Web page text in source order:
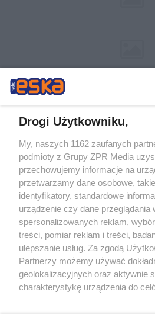
Żaden utwór zamieszczony w serwisie nie
rozpowszechniany lub dalej
tym także elektroniczny lub mechaniczny)
eksploatacji w jakiejkolwiek formie,
Internecie bez pisemnej zgody właściciela
wykorzystanie utworów w całości lub w
tzn. bez właściwej zgody, jest zabronione
ścigane prawnie.
Drogi Użytkowniku,
My, naszych 1162 zaufanych
podmioty z Grupy ZPR Media
przechowujemy informacje na
przetwarzamy dane osobowe,
identyfikatory, standardowe
urządzenie czy dane przeglądania
spersonalizowanych reklam,
treści, pomiar reklam i treści,
ulepszanie usług. Za zgodą
Partnerzy możemy używać
geolokalizacyjnych oraz aktywnie
charakterystykę urządzenia do